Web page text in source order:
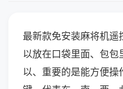
最新款免安装麻将机遥
以放在口袋里面、包
以、重要的是能方便